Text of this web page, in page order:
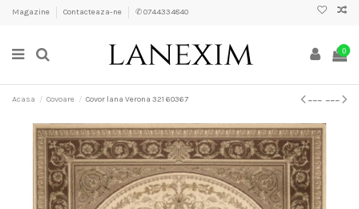
Magazine Contacteaza-ne ✆ 0744334840
0
Acasa Covoare Covor lana Verona 321 60367